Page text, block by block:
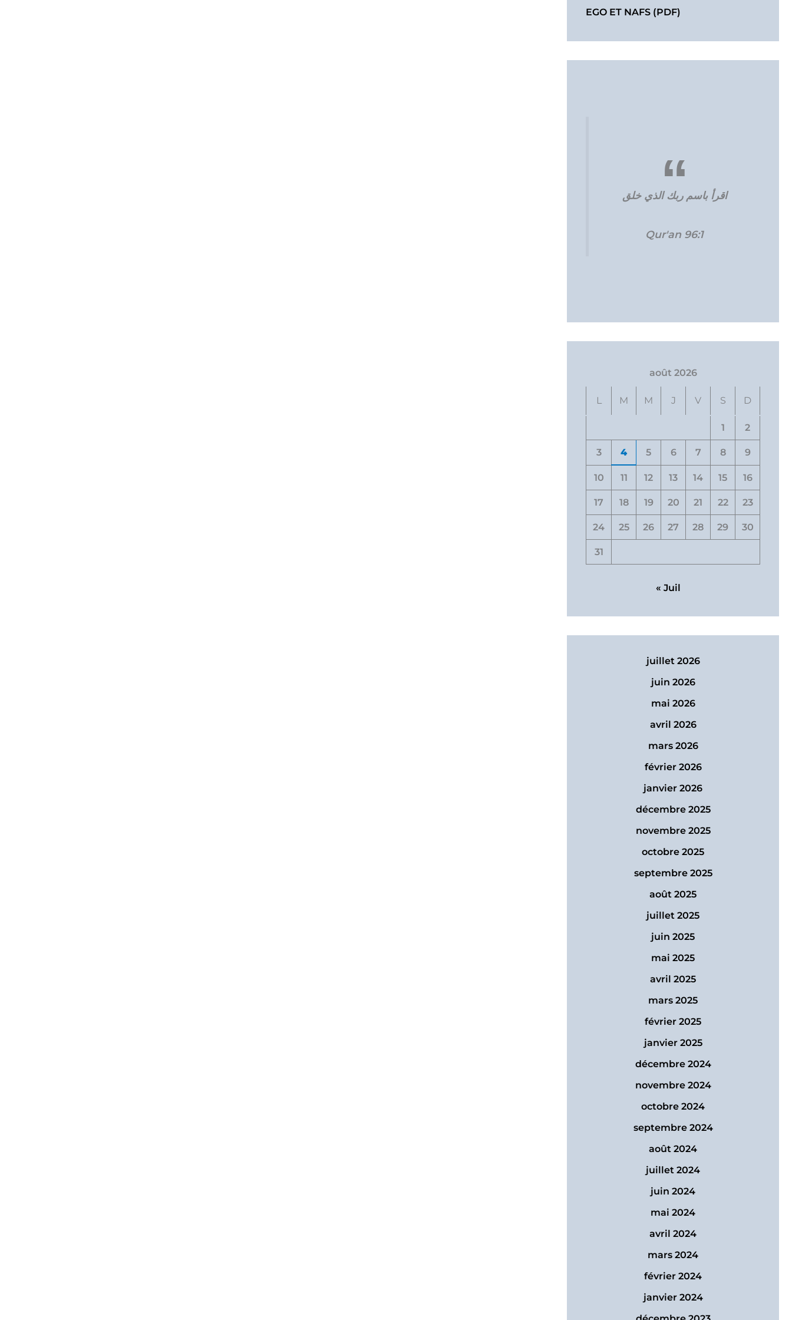
EGO ET NAFS (PDF)
اقرأ باسم ربك الذي خلق
Qur'an 96:1
août 2026
L M M J V S D
1 2
3 4 5 6 7 8 9
10 11 12 13 14 15 16
17 18 19 20 21 22 23
24 25 26 27 28 29 30
31
« Juil
juillet 2026
juin 2026
mai 2026
avril 2026
mars 2026
février 2026
janvier 2026
décembre 2025
novembre 2025
octobre 2025
septembre 2025
août 2025
juillet 2025
juin 2025
mai 2025
avril 2025
mars 2025
février 2025
janvier 2025
décembre 2024
novembre 2024
octobre 2024
septembre 2024
août 2024
juillet 2024
juin 2024
mai 2024
avril 2024
mars 2024
février 2024
janvier 2024